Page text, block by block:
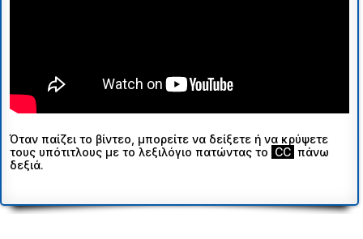
Όταν παίζει το βίντεο, μπορείτε να δείξετε ή να κρύψετε
τους υπότιτλους με το λεξιλόγιο πατώντας το CC πάνω
δεξιά.